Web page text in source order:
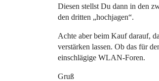
Diesen stellst Du dann in den
den dritten „hochjagen“.
Achte aber beim Kauf darauf,
verstärken lassen. Ob das für
einschlägige WLAN-Foren.
Gruß